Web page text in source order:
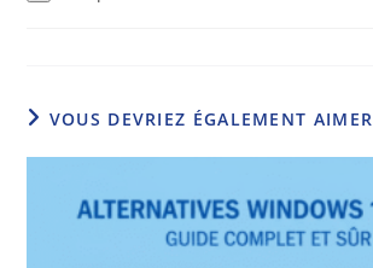
VOUS DEVRIEZ ÉGALEMENT AIMER